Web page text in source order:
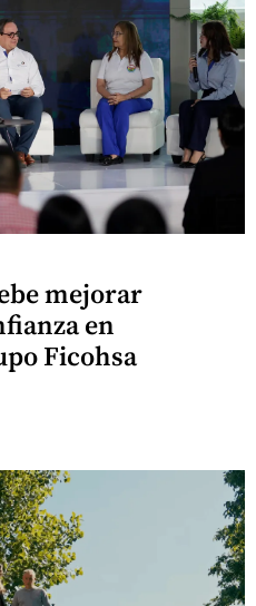
mejorar
en
Ficohsa